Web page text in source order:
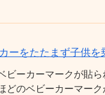
ーをたたまず子供
ビーカーマークが貼
どのベビーカーマー